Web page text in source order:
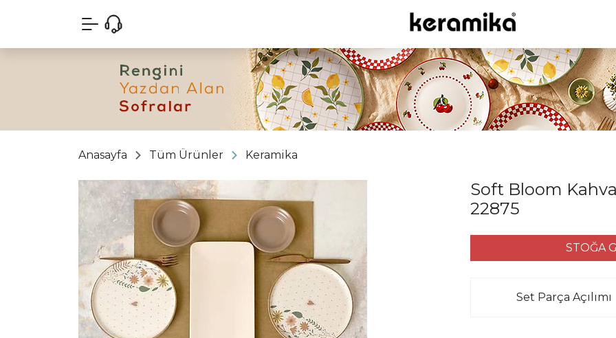
Anasayfa Tüm Ürünler Keramika
Soft Bloom
22875
STOĞA
Set Parça Açılımı